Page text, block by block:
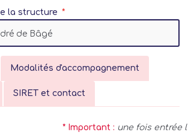
la structure
Modalités d'accompagnement
SIRET et contact
* Important : une fois entrée